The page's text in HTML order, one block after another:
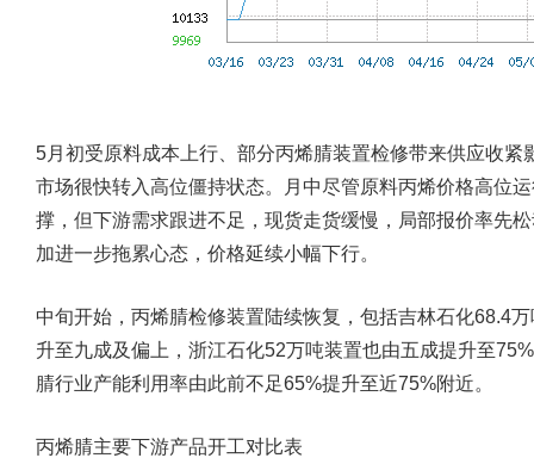
5月初受原料成本上行、部分丙烯腈装置检修带来供应收
市场很快转入高位僵持状态。月中尽管原料丙烯价格高位
撑，但下游需求跟进不足，现货走货缓慢，局部报价率先
加进一步拖累心态，价格延续小幅下行。
中旬开始，丙烯腈检修装置陆续恢复，包括吉林石化68.4
升至九成及偏上，浙江石化52万吨装置也由五成提升至
腈行业产能利用率由此前不足65%提升至近75%附近。
丙烯腈主要下游产品开工对比表